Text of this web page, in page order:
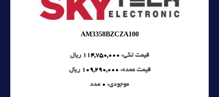
AM3358BZCZA100
قیمت تکی: 114,750,000 ریال
قیمت عمده: 109,290,000 ریال
موجودی: 0 عدد